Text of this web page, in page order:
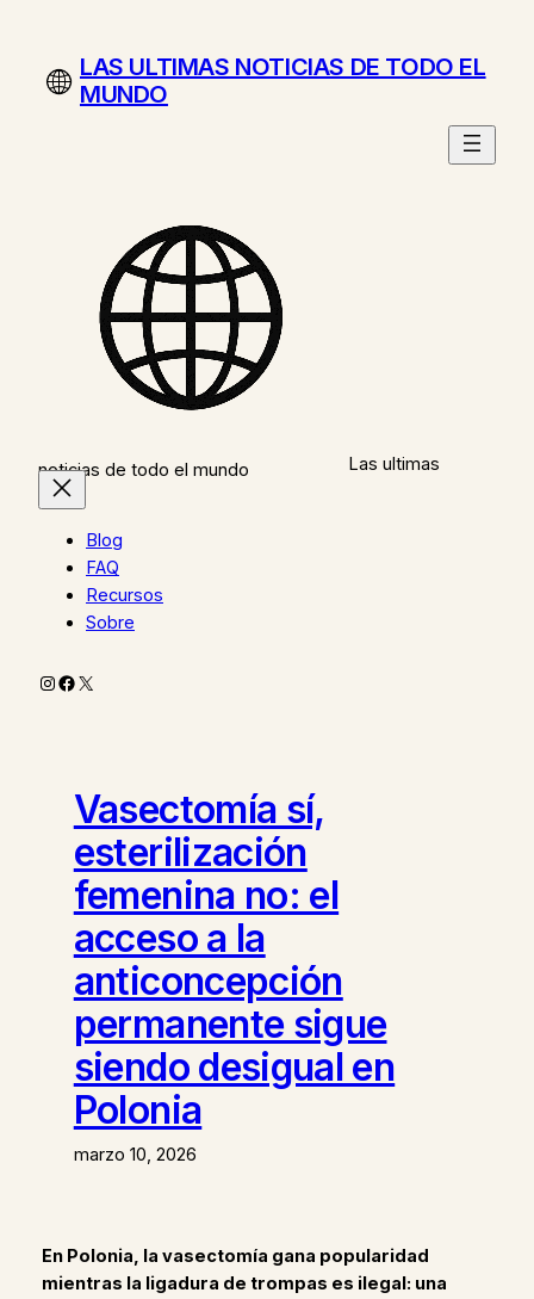
contenidoLAS ULTIMAS NOTICIAS DE TODO EL
MUNDO
Las ultimas
noticias de todo el mundo
Blog
FAQ
Recursos
Sobre
Instagram
Facebook
X
Vasectomía sí,
esterilización
femenina no: el
acceso a la
anticoncepción
permanente sigue
siendo desigual en
Polonia
marzo 10, 2026
En Polonia, la vasectomía gana popularidad
mientras la ligadura de trompas es ilegal: una